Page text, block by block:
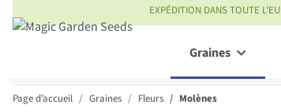
EXPÉDITION DANS TOUTE
Graines
Page d’accueil Graines Fleurs Molènes